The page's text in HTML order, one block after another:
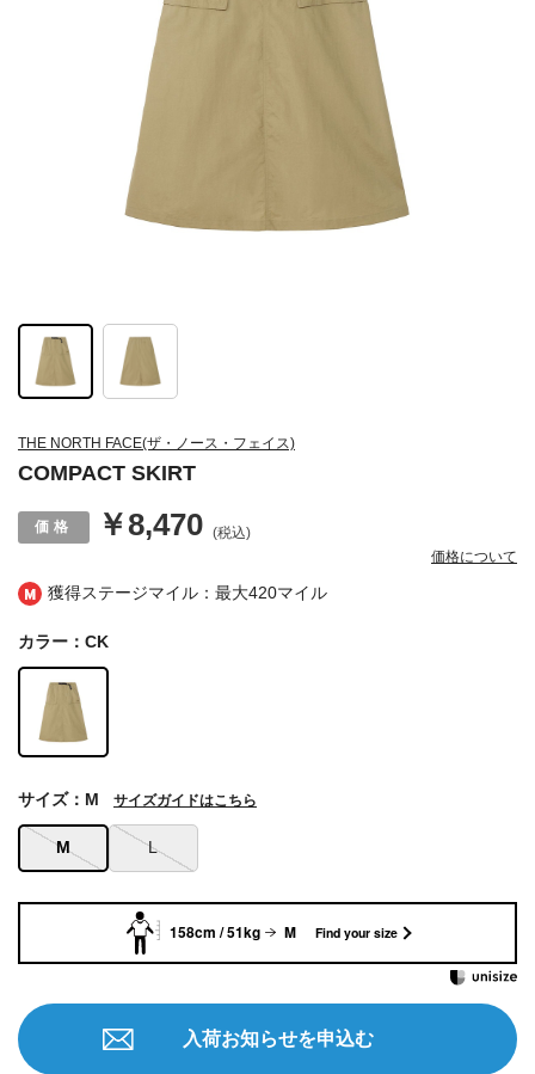
獲得ステージマイル：最大420マイル
THE NORTH FACE(ザ・ノース・フェイス)
COMPACT SKIRT
￥8,470 (税込)
価格について
カラー：CK
M L
サイズ：M サイズガイドはこちら
入荷お知らせを申込む
158cm / 51kg M Find your size